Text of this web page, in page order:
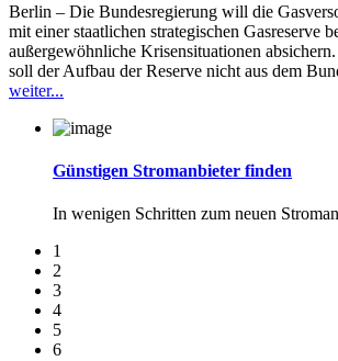
Berlin – Die Bundesregierung will die
mit einer staatlichen strategischen Gasreserve
außergewöhnliche Krisensituationen
soll der Aufbau der Reserve nicht aus dem
weiter...
Günstigen Stromanbieter finden
In wenigen Schritten zum neuen
1
2
3
4
5
6